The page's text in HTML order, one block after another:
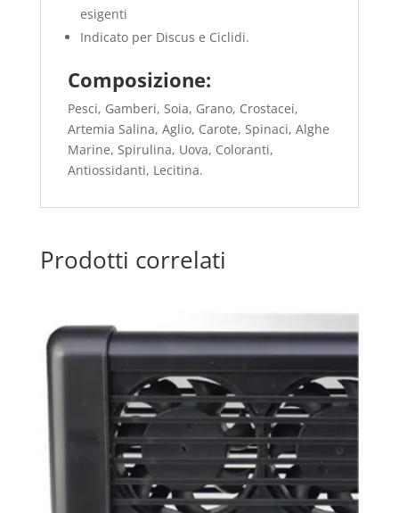
esigenti
Indicato per Discus e Ciclidi.
Composizione:
Pesci, Gamberi, Soia, Grano, Crostacei,
Artemia Salina, Aglio, Carote, Spinaci, Alghe
Marine, Spirulina, Uova, Coloranti,
Antiossidanti, Lecitina.
Prodotti correlati